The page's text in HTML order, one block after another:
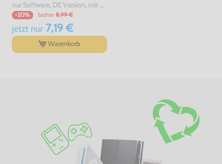
nur Software, DE Version, mit OVP, gebraucht
-20% bisher 8,99 €
jetzt nur7,19 €
Warenkorb